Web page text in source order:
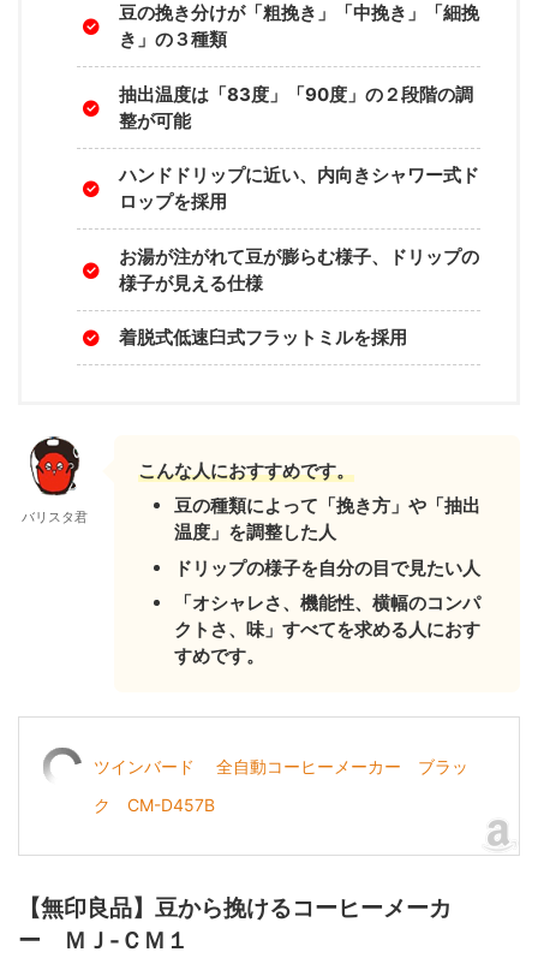
豆の挽き分けが「粗挽き」「中挽き」「細挽
き」の３種類
抽出温度は「83度」「90度」の２段階の調
整が可能
ハンドドリップに近い、内向きシャワー式ド
ロップを採用
お湯が注がれて豆が膨らむ様子、ドリップの
様子が見える仕様
着脱式低速臼式フラットミルを採用
バリスタ君
こんな人におすすめです。
豆の種類によって「挽き方」や「抽出
温度」を調整した人
ドリップの様子を自分の目で見たい人
「オシャレさ、機能性、横幅のコンパ
クトさ、味」すべてを求める人におす
すめです。
ツインバード 全自動コーヒーメーカー ブラッ
ク CM-D457B
【無印良品】豆から挽けるコーヒーメーカ
ー ＭＪ-ＣＭ１